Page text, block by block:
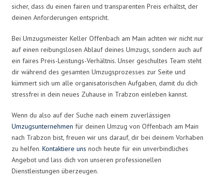
sicher, dass du einen fairen und transparenten Preis erhältst, der
deinen Anforderungen entspricht.
Bei Umzugsmeister Keller Offenbach am Main achten wir nicht nur
auf einen reibungslosen Ablauf deines Umzugs, sondern auch auf
ein faires Preis-Leistungs-Verhältnis. Unser geschultes Team steht
dir während des gesamten Umzugsprozesses zur Seite und
kümmert sich um alle organisatorischen Aufgaben, damit du dich
stressfrei in dein neues Zuhause in Trabzon einleben kannst.
Wenn du also auf der Suche nach einem zuverlässigen
Umzugsunternehmen für deinen Umzug von Offenbach am Main
nach Trabzon bist, freuen wir uns darauf, dir bei deinem Vorhaben
zu helfen. Kontaktiere uns noch heute für ein unverbindliches
Angebot und lass dich von unseren professionellen
Dienstleistungen überzeugen.